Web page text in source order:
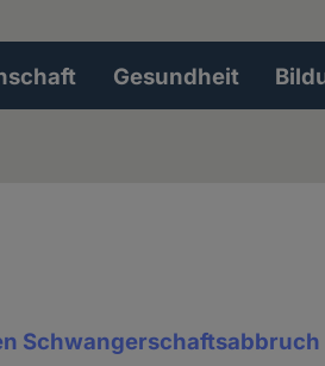
Gesundheit
Schwangerschaftsabbruch